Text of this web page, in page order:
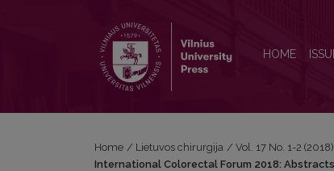
HOME
Home / Lietuvos chirurgija / Vol. 17 No. 1-2
International Colorectal Forum 2018: